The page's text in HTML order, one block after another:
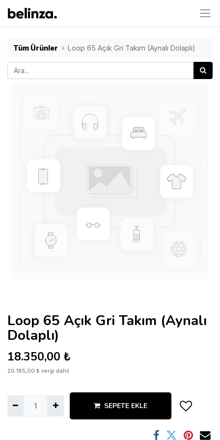
Tüm Ürünler Loop 65 Açık Gri Takım (Aynalı Dolaplı)
Loop 65 Açık Gri Takım (Aynalı
Dolaplı)
18.350,00 ₺
20.185,00 ₺ vergi dahil
SEPETE EKLE